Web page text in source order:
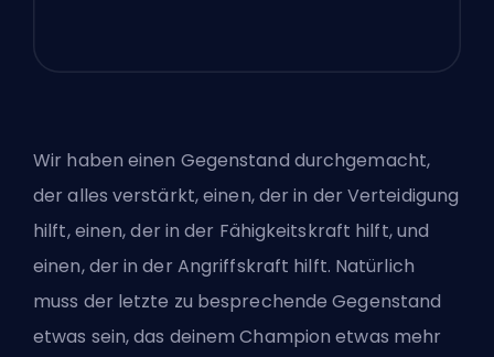
Wir haben einen Gegenstand durchgemacht,
der alles verstärkt, einen, der in der Verteidigung
hilft, einen, der in der Fähigkeitskraft hilft, und
einen, der in der Angriffskraft hilft. Natürlich
muss der letzte zu besprechende Gegenstand
etwas sein, das deinem Champion etwas mehr